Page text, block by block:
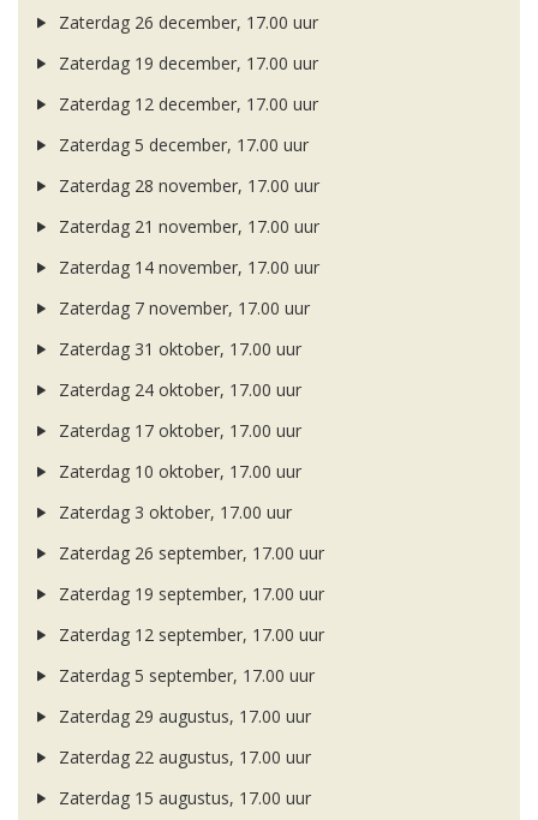
Zaterdag 26 december, 17.00 uur
Zaterdag 19 december, 17.00 uur
Zaterdag 12 december, 17.00 uur
Zaterdag 5 december, 17.00 uur
Zaterdag 28 november, 17.00 uur
Zaterdag 21 november, 17.00 uur
Zaterdag 14 november, 17.00 uur
Zaterdag 7 november, 17.00 uur
Zaterdag 31 oktober, 17.00 uur
Zaterdag 24 oktober, 17.00 uur
Zaterdag 17 oktober, 17.00 uur
Zaterdag 10 oktober, 17.00 uur
Zaterdag 3 oktober, 17.00 uur
Zaterdag 26 september, 17.00 uur
Zaterdag 19 september, 17.00 uur
Zaterdag 12 september, 17.00 uur
Zaterdag 5 september, 17.00 uur
Zaterdag 29 augustus, 17.00 uur
Zaterdag 22 augustus, 17.00 uur
Zaterdag 15 augustus, 17.00 uur